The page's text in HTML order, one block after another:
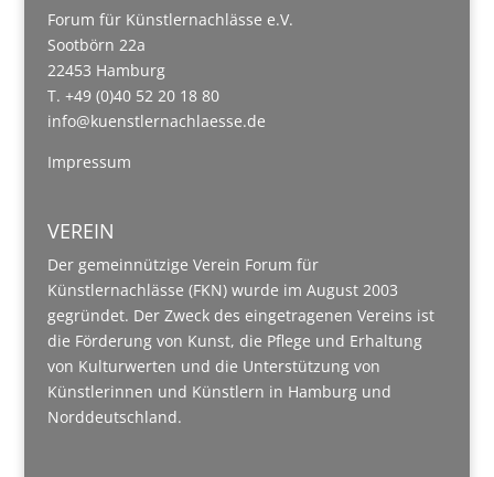
Forum für Künstlernachlässe e.V.
Sootbörn 22a
22453 Hamburg
T. +49 (0)40 52 20 18 80
info@kuenstlernachlaesse.de
Impressum
VEREIN
Der gemeinnützige Verein Forum für
Künstlernachlässe (FKN) wurde im August 2003
gegründet. Der Zweck des eingetragenen Vereins ist
die Förderung von Kunst, die Pflege und Erhaltung
von Kulturwerten und die Unterstützung von
Künstlerinnen und Künstlern in Hamburg und
Norddeutschland.